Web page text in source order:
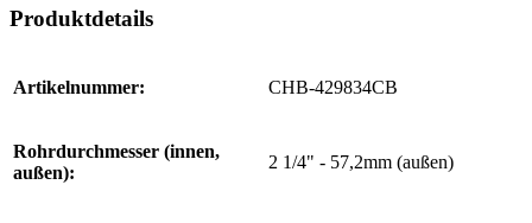
Produktdetails
Artikelnummer: CHB-429834CB
Rohrdurchmesser (innen,
außen):
2 1/4" - 57,2mm (außen)